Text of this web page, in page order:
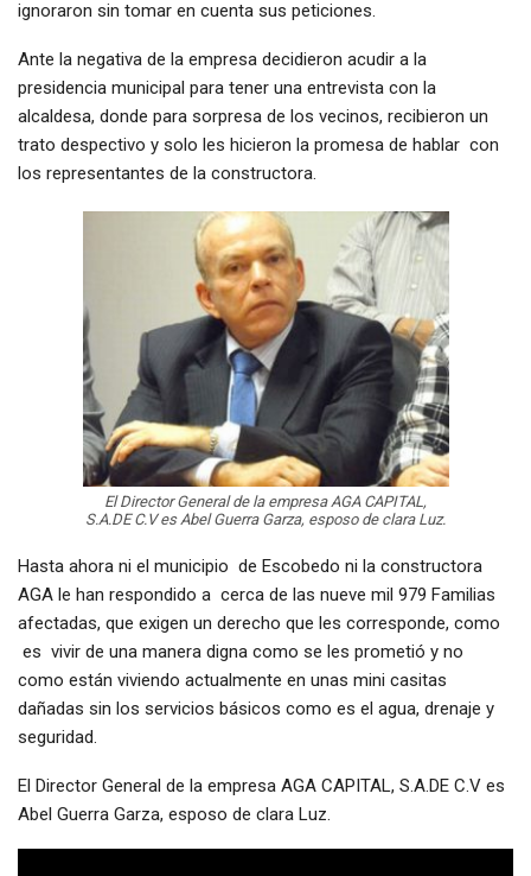
ignoraron sin tomar en cuenta sus peticiones.
Ante la negativa de la empresa decidieron acudir a la
presidencia municipal para tener una entrevista con la
alcaldesa, donde para sorpresa de los vecinos, recibieron un
trato despectivo y solo les hicieron la promesa de hablar con
los representantes de la constructora.
El Director General de la empresa AGA CAPITAL,
S.A.DE C.V es Abel Guerra Garza, esposo de clara Luz.
Hasta ahora ni el municipio de Escobedo ni la constructora
AGA le han respondido a cerca de las nueve mil 979 Familias
afectadas, que exigen un derecho que les corresponde, como
es vivir de una manera digna como se les prometió y no
como están viviendo actualmente en unas mini casitas
dañadas sin los servicios básicos como es el agua, drenaje y
seguridad.
El Director General de la empresa AGA CAPITAL, S.A.DE C.V es
Abel Guerra Garza, esposo de clara Luz.